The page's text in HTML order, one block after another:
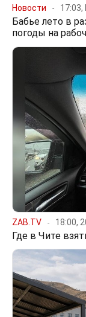
Новости 17:03,
Бабье лето в
погоды на
ZAB.TV 18:00,
Где в Чите